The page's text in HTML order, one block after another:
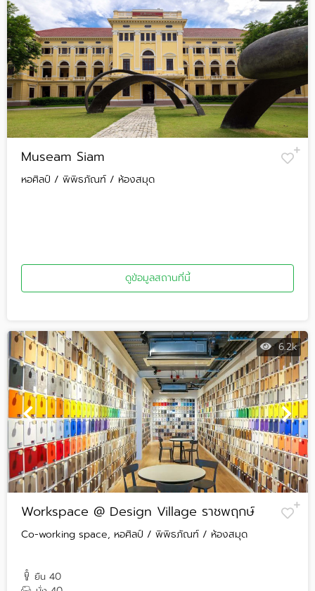
Museam Siam
หอศิลป์ / พิพิธภัณฑ์ / ห้องสมุด
ดูข้อมูลสถานที่นี้
6.2k
Workspace @ Design Village ราชพฤกษ์
Co-working space, หอศิลป์ / พิพิธภัณฑ์ / ห้องสมุด
ยืน 40